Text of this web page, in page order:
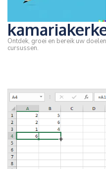
Ontdek, groei en bereik uw
cursussen.